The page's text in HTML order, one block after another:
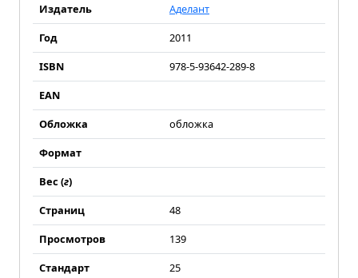
Издатель
Аделант
Год
2011
ISBN
978-5-93642-289-8
EAN
Обложка
обложка
Формат
Вес (г)
Страниц
48
Просмотров
139
Стандарт
25